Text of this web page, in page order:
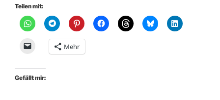
Teilen mit:
Mehr
Gefällt mir: